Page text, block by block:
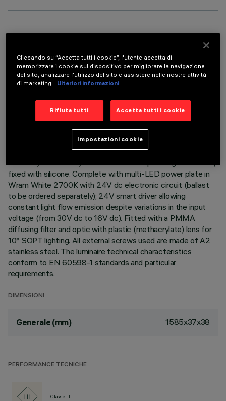
DATI TECNICI
DESCRIZIONE
lamps. Ceiling- and wall-mounted. Consists of a body and
supports for installation (to be ordered separately). Extruded
aluminium boy, with zamak die-cast end caps complete with
silicone seals. Coated with liquid acrylic paint with a high level
of weather and UV ray resistance. The top of the optical
fixed with silicone. Complete with multi-LED power plate in
Wram White 2700K with 24V dc electronic circuit (ballast
to be ordered separately); 24V smart driver allowing
constant light flow emission despite variations in the input
voltage (from 30V dc to 16V dc). Fitted with a PMMA
diffusing filter and optic with plastic (methacrylate) lens for
10° SOPT lighting. All external screws used are made of A2
stainless steel. The luminaire technical characteristics
conform to EN 60598-1 standards and particular
requirements.
DIMENSIONI
Generale (mm) 1585x37x38
PERFORMANCE TECNICHE
Classe III
Cliccando su “Accetta tutti i cookie”, l'utente accetta di
memorizzare i cookie sul dispositivo per migliorare la navigazione
del sito, analizzare l'utilizzo del sito e assistere nelle nostre attività
di marketing.
Ulteriori informazioni
Rifiuta tutti Accetta tutti i cookie
Impostazioni cookie